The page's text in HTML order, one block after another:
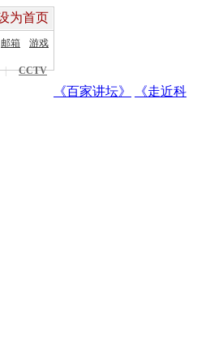
为首页
邮箱 游戏
|
CCTV
《百家讲坛》
《走近科